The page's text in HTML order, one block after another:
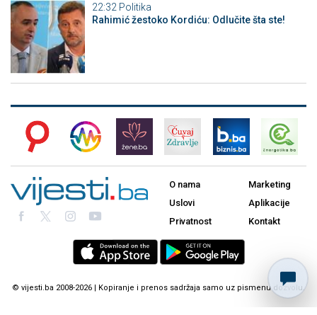
22:32 Politika
Rahimić žestoko Kordiću: Odlučite šta ste!
O nama
Uslovi
Privatnost
Marketing
Aplikacije
Kontakt
© vijesti.ba 2008-2026 | Kopiranje i prenos sadržaja samo uz pismenu dozvolu.